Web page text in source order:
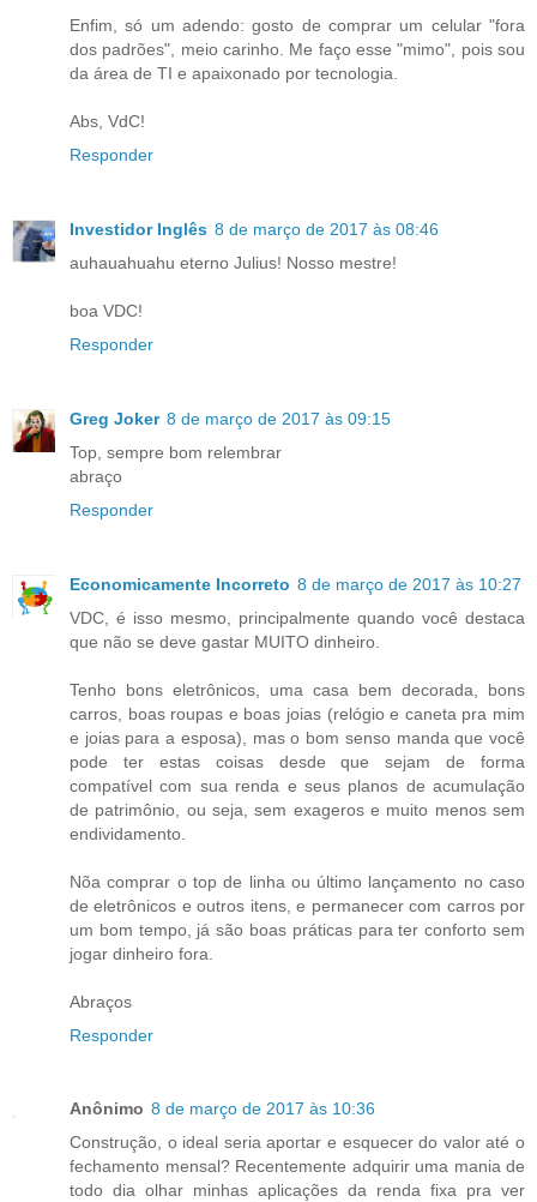
Enfim, só um adendo: gosto de comprar um celular "fora
dos padrões", meio carinho. Me faço esse "mimo", pois sou
da área de TI e apaixonado por tecnologia.
Abs, VdC!
Responder
Investidor Inglês 8 de março de 2017 às 08:46
auhauahuahu eterno Julius! Nosso mestre!
boa VDC!
Responder
Greg Joker 8 de março de 2017 às 09:15
Top, sempre bom relembrar
abraço
Responder
Economicamente Incorreto 8 de março de 2017 às 10:27
VDC, é isso mesmo, principalmente quando você destaca
que não se deve gastar MUITO dinheiro.
Tenho bons eletrônicos, uma casa bem decorada, bons
carros, boas roupas e boas joias (relógio e caneta pra mim
e joias para a esposa), mas o bom senso manda que você
pode ter estas coisas desde que sejam de forma
compatível com sua renda e seus planos de acumulação
de patrimônio, ou seja, sem exageros e muito menos sem
endividamento.
Nõa comprar o top de linha ou último lançamento no caso
de eletrônicos e outros itens, e permanecer com carros por
um bom tempo, já são boas práticas para ter conforto sem
jogar dinheiro fora.
Abraços
Responder
Anônimo 8 de março de 2017 às 10:36
Construção, o ideal seria aportar e esquecer do valor até o
fechamento mensal? Recentemente adquirir uma mania de
todo dia olhar minhas aplicações da renda fixa pra ver